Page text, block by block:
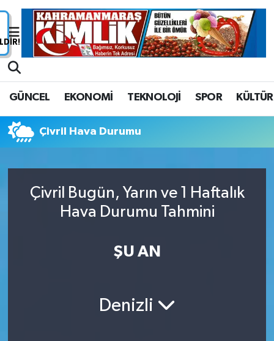
GÜNCEL EKONOMİ TEKNOLOJİ SPOR KÜLTÜR
Çivril Hava Durumu
Çivril Bugün, Yarın ve 1 Haftalık
Hava Durumu Tahmini
ŞU AN
Denizli
Nöbetçi Eczaneler
Trafik Durumu
Süper Lig Puan Durumu ve Fikstür
Tüm Manşetler